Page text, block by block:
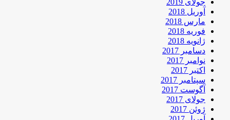
آوریل 2018
مارس 2018
فوریه 2018
ژانویه 2018
دسامبر 2017
نوامبر 2017
اکتبر 2017
سپتامبر 2017
آگوست 2017
جولای 2017
ژوئن 2017